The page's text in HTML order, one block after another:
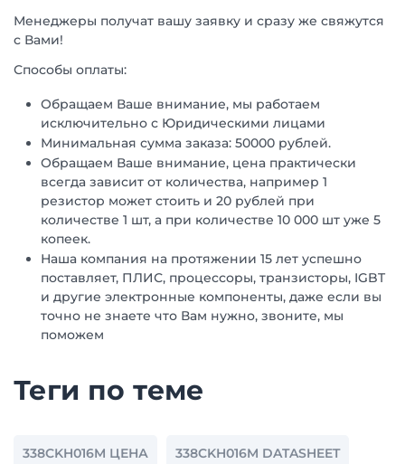
Менеджеры получат вашу заявку и сразу же свяжутся
с Вами!
Способы оплаты:
Обращаем Ваше внимание, мы работаем
исключительно с Юридическими лицами
Минимальная сумма заказа: 50000 рублей.
Обращаем Ваше внимание, цена практически
всегда зависит от количества, например 1
резистор может стоить и 20 рублей при
количестве 1 шт, а при количестве 10 000 шт уже 5
копеек.
Наша компания на протяжении 15 лет успешно
поставляет, ПЛИС, процессоры, транзисторы, IGBT
и другие электронные компоненты, даже если вы
точно не знаете что Вам нужно, звоните, мы
поможем
Теги по теме
338CKH016M ЦЕНА 338CKH016M DATASHEET